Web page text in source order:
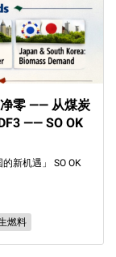
净零 —— 从煤炭
—— SO OK
新机遇」 SO OK
燃料